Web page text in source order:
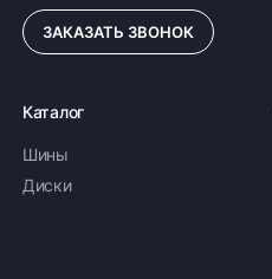
ПОДРОБНЕЕ ОБ ДОСТАВКЕ
Оплата заказа
Возможна картой,
также доступно
формирование счёта
ЗАКАЗАТЬ ЗВОНОК
Каталог
Шины
Диски